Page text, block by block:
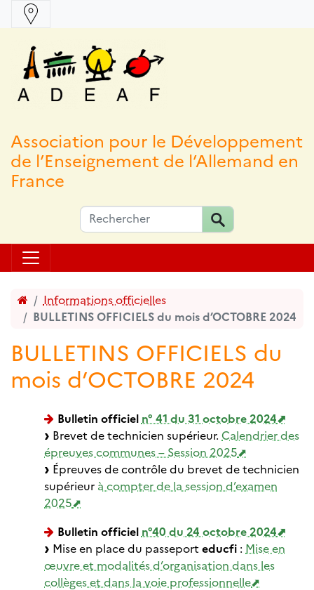
Association pour le Développement
de l’Enseignement de l’Allemand en
France
Accueil
Informations officielles
BULLETINS OFFICIELS du mois d’OCTOBRE 2024
BULLETINS OFFICIELS du
mois d’OCTOBRE 2024
Bulletin officiel n° 41 du 31 octobre 2024
Brevet de technicien supérieur. Calendrier des
épreuves communes – Session 2025
Épreuves de contrôle du brevet de technicien
supérieur à compter de la session d’examen
2025
Bulletin officiel n°40 du 24 octobre 2024
Mise en place du passeport educfi : Mise en
œuvre et modalités d’organisation dans les
collèges et dans la voie professionnelle